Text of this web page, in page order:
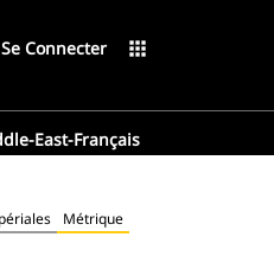
Se Connecter apps
East-Français
Métrique